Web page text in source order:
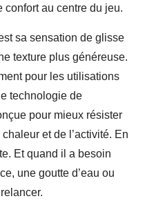
confort au centre du jeu.
sa sensation de glisse
texture plus généreuse.
pour les utilisations
technologie de
pour mieux résister
et de l’activité. En
Et quand il a besoin
une goutte d’eau ou